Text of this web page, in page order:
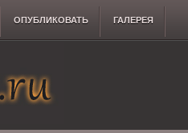
ОПУБЛИКОВАТЬ ГАЛЕРЕЯ